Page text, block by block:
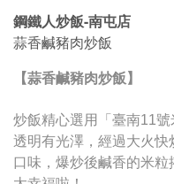
鋼鐵人炒飯-南屯店
蒜香鹹豬肉炒飯
【蒜香鹹豬肉炒飯】
炒飯精心選用「臺南11
透明有光澤，經過大火
口味，爆炒後鹹香的米